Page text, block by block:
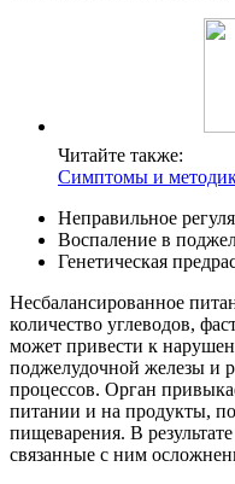
Читайте также:
Симптомы и
Неправильное
Воспаление в
Генетическая
Несбалансированное
количество углеводов,
может привести к
поджелудочной железы и
процессов. Орган
питании и на продукты,
пищеварения. В
связанные с ним